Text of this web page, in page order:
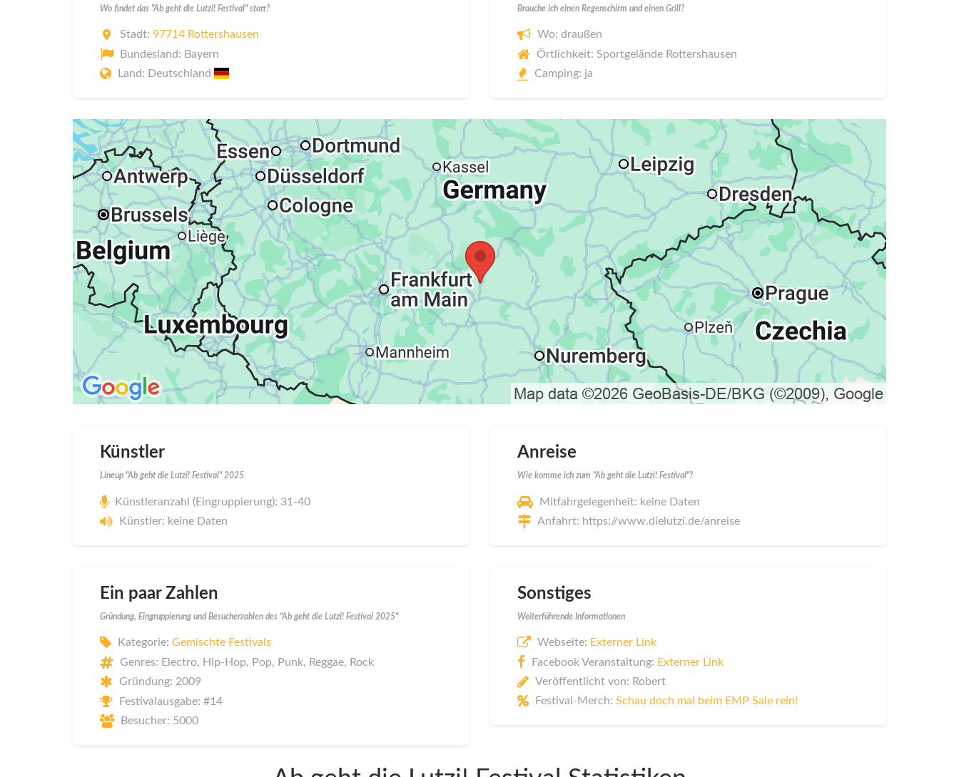
Wo findet das "Ab geht die Lutzi! Festival" statt?
Stadt: 97714 Rottershausen
Bundesland: Bayern
Land: Deutschland
Brauche ich einen Regenschirm und einen Grill?
Wo: draußen
Örtlichkeit: Sportgelände Rottershausen
Camping: ja
Künstler
Lineup "Ab geht die Lutzi! Festival" 2025
Künstleranzahl (Eingruppierung): 31-40
Künstler: keine Daten
Anreise
Wie komme ich zum "Ab geht die Lutzi! Festival"?
Mitfahrgelegenheit: keine Daten
Anfahrt: https://www.dielutzi.de/anreise
Ein paar Zahlen
Gründung, Eingruppierung und Besucherzahlen des "Ab geht die Lutzi! Festival 2025"
Kategorie: Gemischte Festivals
Genres: Electro, Hip-Hop, Pop, Punk, Reggae, Rock
Gründung: 2009
Festivalausgabe: #14
Besucher: 5000
Sonstiges
Weiterführende Informationen
Webseite: Externer Link
Facebook Veranstaltung: Externer Link
Veröffentlicht von: Robert
Festival-Merch: Schau doch mal beim EMP Sale rein!